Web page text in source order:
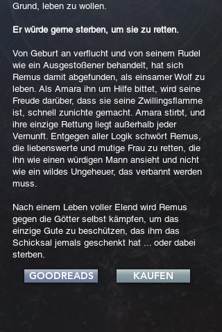
Grund, leben zu wollen.
Er würde gerne sterben, um sie zu retten.
Von Geburt an verflucht und von seinem Rudel
wie ein Ausgestoßener behandelt, hat sich
Remus damit abgefunden, als einsamer Wolf zu
leben. Als Amara ihn um Hilfe bittet, wird seine
Freude darüber, dass sie seine Zwillingsflamme
ist, schnell zunichte gemacht. Amara stirbt, und
ihre einzige Rettung liegt außerhalb jeder
Vernunft. Entgegen aller Logik schwört Remus,
die liebenswerte und mutige Frau zu retten, die
ihn wie einen würdigen Mann ansieht und nicht
wie ein wildes Ungeheuer, das verbannt werden
muss.
Nach einem Leben voller Elend wird Remus
gegen die Götter selbst kämpfen, um das
einzige Gute zu beschützen, das ihm das
Schicksal jemals geschenkt hat ... oder dabei
sterben.
GOODREADS KAUFEN